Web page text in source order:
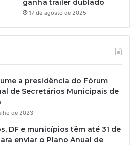
17 de agosto de 2025
a presidência do Fórum
de Secretários Municipais de
de 2023
DF e municípios têm até 31 de
enviar o Plano Anual de